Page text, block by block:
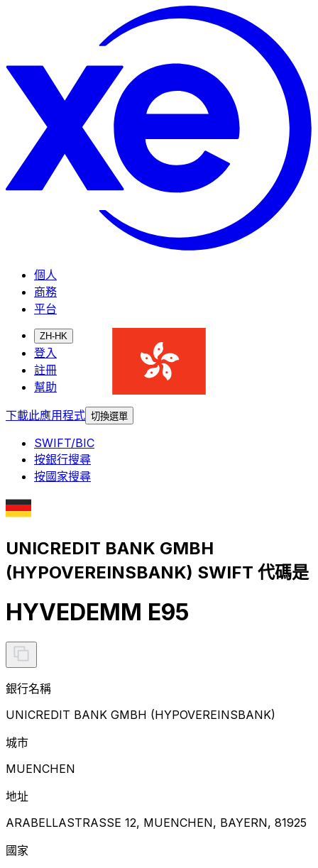
個人
商務
平台
ZH-HK
登入
註冊
幫助
下載此應用程式 切換選單
SWIFT/BIC
按銀行搜尋
按國家搜尋
UNICREDIT BANK GMBH
(HYPOVEREINSBANK) SWIFT 代碼是
HYVEDEMM E95
銀行名稱
UNICREDIT BANK GMBH (HYPOVEREINSBANK)
城市
MUENCHEN
地址
ARABELLASTRASSE 12, MUENCHEN, BAYERN, 81925
國家